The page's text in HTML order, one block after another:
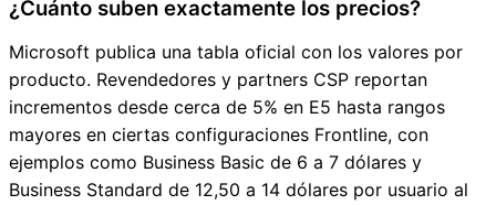
¿Cuánto suben exactamente los precios?
Microsoft publica una tabla oficial con los valores por
producto. Revendedores y partners CSP reportan
incrementos desde cerca de 5% en E5 hasta rangos
mayores en ciertas configuraciones Frontline, con
ejemplos como Business Basic de 6 a 7 dólares y
Business Standard de 12,50 a 14 dólares por usuario al